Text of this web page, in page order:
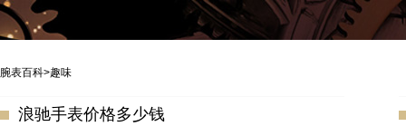
腕表百科>趣味
浪驰手表价格多少钱